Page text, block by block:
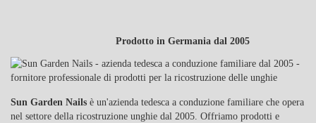
Prodotto in Germania dal 2005
Sun Garden Nails è un'azienda tedesca a conduzione familiare che opera
nel settore della ricostruzione unghie dal 2005. Offriamo prodotti e